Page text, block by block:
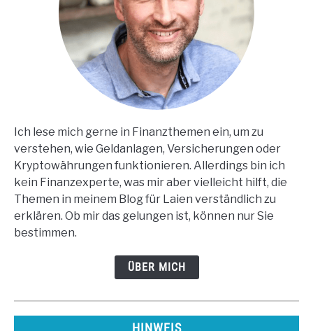
Ich lese mich gerne in Finanzthemen ein, um zu
verstehen, wie Geldanlagen, Versicherungen oder
Kryptowährungen funktionieren. Allerdings bin ich
kein Finanzexperte, was mir aber vielleicht hilft, die
Themen in meinem Blog für Laien verständlich zu
erklären. Ob mir das gelungen ist, können nur Sie
bestimmen.
ÜBER MICH